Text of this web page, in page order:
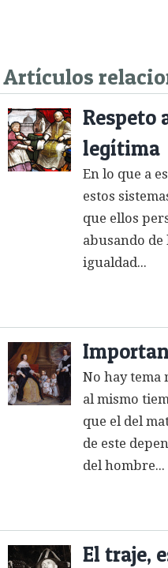
Artículos
Respeto
legítima
En lo que a
estos
que ellos
abusando
igualdad...
No hay tema
al mismo
que el del
de este
del hombre...
El traje,